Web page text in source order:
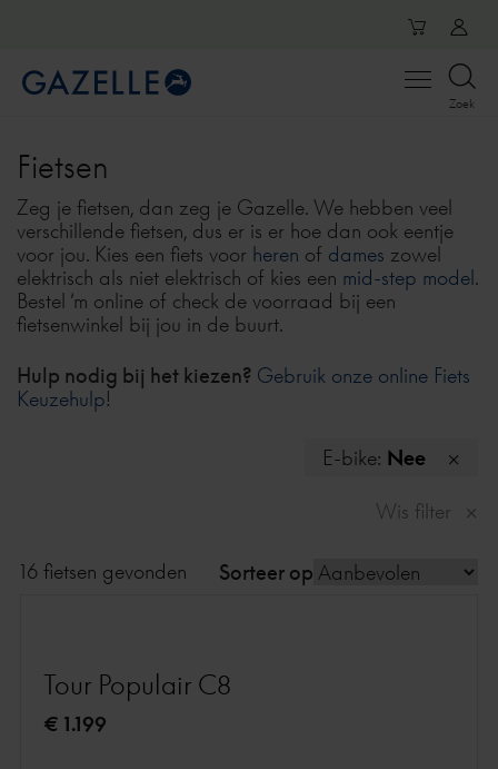
Open
Zoek
Fietsen
Zeg je fietsen, dan zeg je Gazelle. We hebben veel
verschillende fietsen, dus er is er hoe dan ook eentje
voor jou. Kies een fiets voor heren of dames zowel
elektrisch als niet elektrisch of kies een mid-step model.
Bestel ‘m online of check de voorraad bij een
fietsenwinkel bij jou in de buurt.
Hulp nodig bij het kiezen? Gebruik onze online Fiets
Keuzehulp!
E-bike: Nee
Wis filter
16 fietsen gevonden Sorteer op
Tour Populair C8
€ 1.199